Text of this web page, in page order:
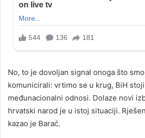
No, to je dovoljan signal onoga što
komunicirali: vrtimo se u krug, BiH
međunacionalni odnosi. Dolaze novi
hrvatski narod je u istoj situaciji.
kazao je Barać.